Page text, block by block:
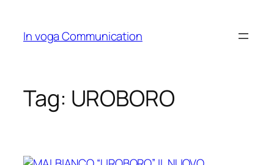
content
In voga Communication
Tag: UROBORO